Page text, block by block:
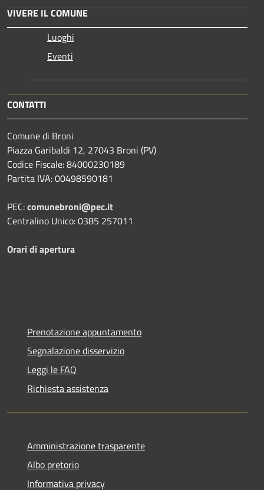
VIVERE IL COMUNE
Luoghi
Eventi
CONTATTI
Comune di Broni
Piazza Garibaldi 12, 27043 Broni (PV)
Codice Fiscale: 84000230189
Partita IVA: 00498590181
PEC:comunebroni@pec.it
Centralino Unico: 0385 257011
Orari di apertura
Prenotazione appuntamento
Segnalazione disservizio
Leggi le FAQ
Richiesta assistenza
Amministrazione trasparente
Albo pretorio
Informativa privacy